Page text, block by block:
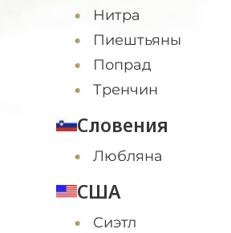
Нитра
Пиештьяны
Попрад
Тренчин
Словения
Любляна
США
Cиэтл